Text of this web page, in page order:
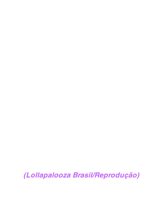
(Lollapalooza Brasil/Reprodução)